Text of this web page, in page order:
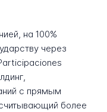
на 100%
через
с прямым
более